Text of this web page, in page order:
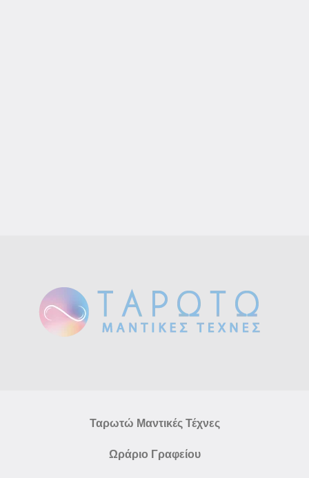
Ταρωτώ Μαντικές Τέχνες
Ωράριο Γραφείου